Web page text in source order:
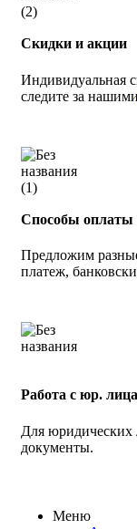
Скидки и акции
Индивидуальная
следите за нашими
Способы оплаты
Предложим
платеж,
Работа с юр.
Для
документы.
Меню